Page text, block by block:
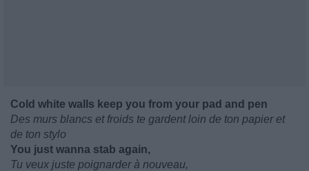
Cold white walls keep you from your pad and pen
Des murs blancs et froids te gardent loin de ton papier et
de ton stylo
You just wanna stab again,
Tu veux juste poignarder à nouveau,